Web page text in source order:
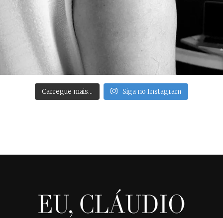
Carregue mais… Siga no Instagram